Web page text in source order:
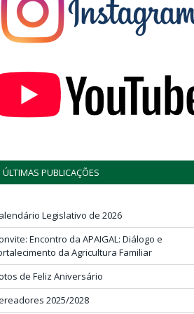
ÚLTIMAS PUBLICAÇÕES
Legislativo de 2026
Encontro da APAIGAL: Diálogo e
da Agricultura Familiar
de Feliz Aniversário
2025/2028